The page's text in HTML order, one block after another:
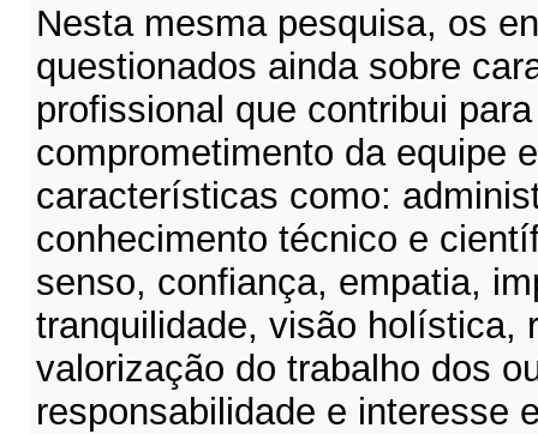
Nesta mesma pesquisa, os
questionados ainda sobre
profissional que contribui
comprometimento da equipe
características como:
conhecimento técnico e
senso, confiança, empatia,
tranquilidade, visão holística,
valorização do trabalho dos
responsabilidade e interesse